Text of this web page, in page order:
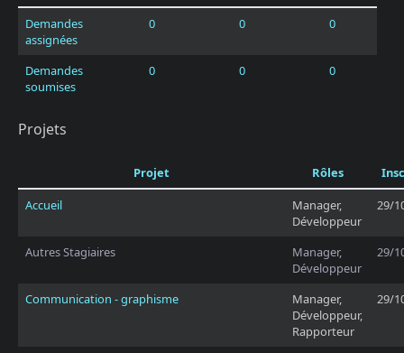
Demandes
assignées
0 0 0
Demandes
soumises
0 0 0
Projets
Projet Rôles
Accueil
Manager,
Développeur
29/
Autres Stagiaires
Manager,
Développeur
29/
Communication - graphisme
Manager,
Développeur,
Rapporteur
29/